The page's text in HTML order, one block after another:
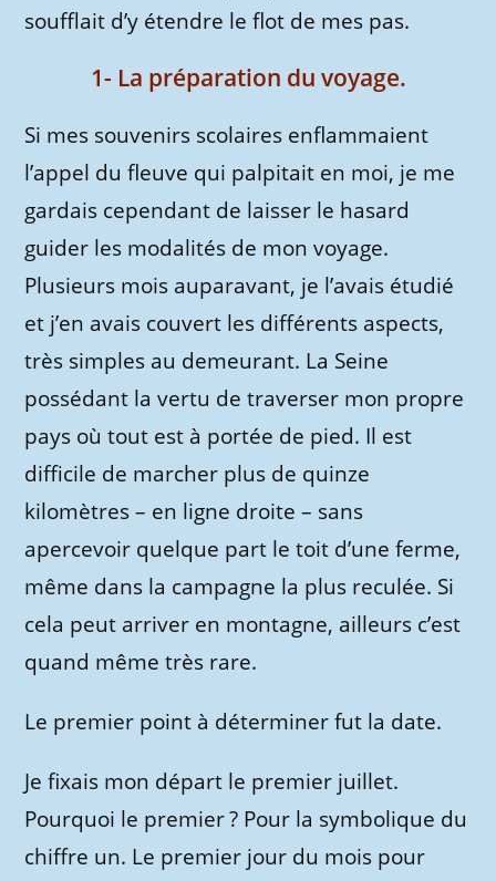
soufflait d’y étendre le flot de mes pas.
1- La préparation du voyage.
Si mes souvenirs scolaires enflammaient
l’appel du fleuve qui palpitait en moi, je me
gardais cependant de laisser le hasard
guider les modalités de mon voyage.
Plusieurs mois auparavant, je l’avais étudié
et j’en avais couvert les différents aspects,
très simples au demeurant. La Seine
possédant la vertu de traverser mon propre
pays où tout est à portée de pied. Il est
difficile de marcher plus de quinze
kilomètres – en ligne droite – sans
apercevoir quelque part le toit d’une ferme,
même dans la campagne la plus reculée. Si
cela peut arriver en montagne, ailleurs c’est
quand même très rare.
Le premier point à déterminer fut la date.
Je fixais mon départ le premier juillet.
Pourquoi le premier ? Pour la symbolique du
chiffre un. Le premier jour du mois pour